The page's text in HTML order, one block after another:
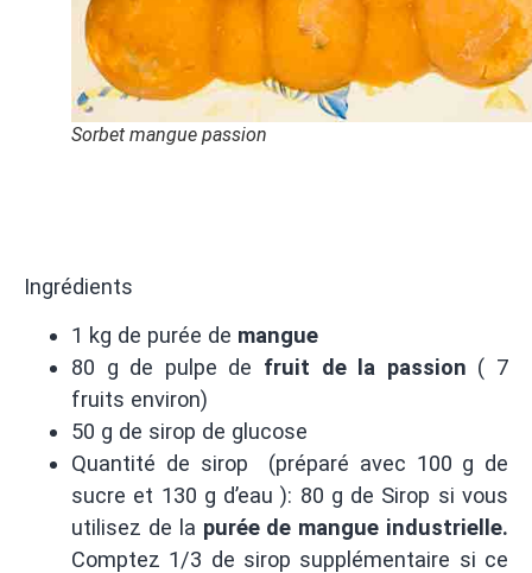
Sorbet mangue passion
Ingrédients
1 kg de purée de mangue
80 g de pulpe de fruit de la passion ( 7
fruits environ)
50 g de sirop de glucose
Quantité de sirop (préparé avec 100 g de
sucre et 130 g d’eau ): 80 g de Sirop si vous
utilisez de la purée de mangue industrielle.
Comptez 1/3 de sirop supplémentaire si ce